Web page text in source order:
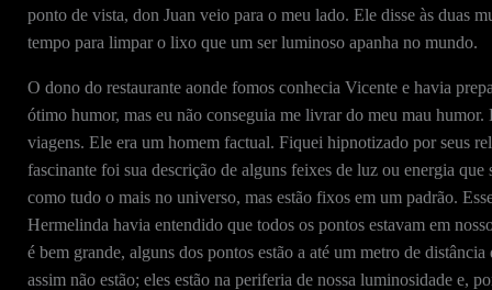
ponto de vista, don Juan veio para o meu lado. Ele disse às duas
tempo para limpar o lixo que um ser luminoso apanha no mundo.
O dono do restaurante aonde fomos conhecia Vicente e havia
ótimo humor, mas eu não conseguia me livrar do meu mau
viagens. Ele era um homem factual. Fiquei hipnotizado por seus
fascinante foi sua descrição de alguns feixes de luz ou energia
como tudo o mais no universo, mas estão fixos em um padrão.
Hermelinda havia entendido que todos os pontos estavam em
é bem grande, alguns dos pontos estão a até um metro de
assim não estão; eles estão na periferia de nossa luminosidade e,